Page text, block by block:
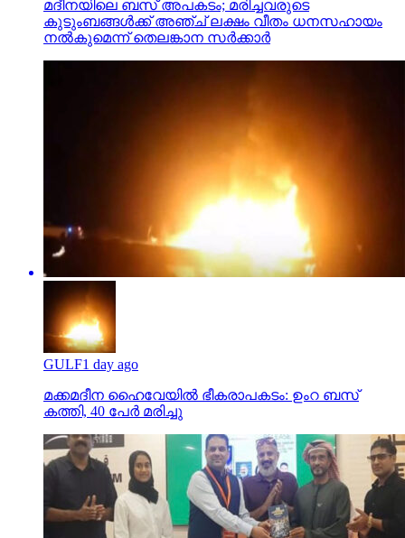
മദീനയിലെ ബസ് അപകടം; മരിച്ചവരുടെ
കുടുംബങ്ങള്‍ക്ക് അഞ്ച് ലക്ഷം വീതം ധനസഹായം
നല്‍കുമെന്ന് തെലങ്കാന സര്‍ക്കാര്‍
GULF1 day ago
മക്കമദീന ഹൈവേയില്‍ ഭീകരാപകടം: ഉംറ ബസ്
കത്തി, 40 പേര്‍ മരിച്ചു